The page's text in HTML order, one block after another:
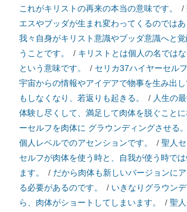
これがキリストの再来の本当の意味です。
/
エスやブッダが生まれ変わってくるのではあ
我々自身がキリスト意識やブッダ意識へと
うことです。
/ キリストとは個人の名では
という意味です。
/ セリカ37ハイヤーセル
宇宙からの情報やアイデアで物事を生み出し
もしなくなり、若返りも起きる。
/ 人生の
体験し尽くして、満足して肉体を脱ぐことに
ーセルフを肉体に グラウンディングさせる。
個人レベルでのアセンションです。
/ 聖人
セルフが肉体を使う時と、自我が使う時で
ます。
/ だから肉体も新しいバージョンに
る必要があるのです。
/ いきなりグラウン
ら、肉体がショートしてしまいます。
/ 聖